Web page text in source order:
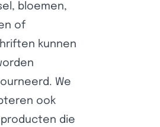
bloemen,
of
kunnen
We
ook
die